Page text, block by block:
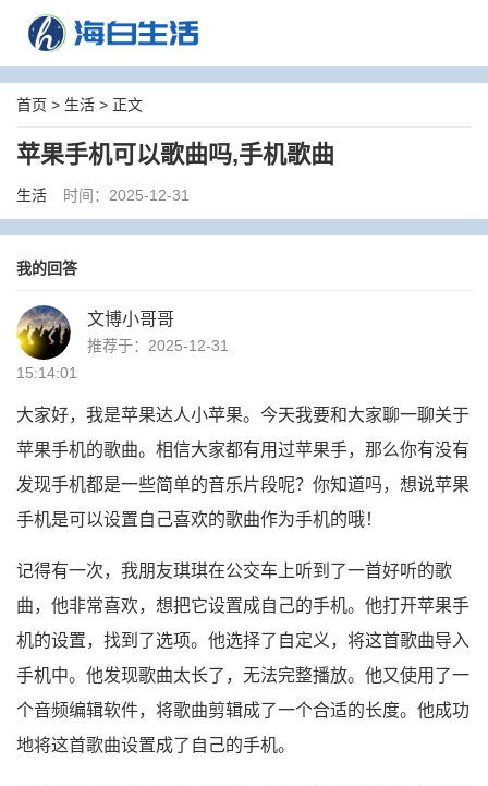
首页 > 生活 > 正文
苹果手机可以歌曲吗,手机歌曲
生活 时间：2025-12-31
我的回答
文博小哥哥
推荐于：2025-12-31
15:14:01
大家好，我是苹果达人小苹果。今天我要和大家聊一聊关于
苹果手机的歌曲。相信大家都有用过苹果手，那么你有没有
发现手机都是一些简单的音乐片段呢？你知道吗，想说苹果
手机是可以设置自己喜欢的歌曲作为手机的哦！
记得有一次，我朋友琪琪在公交车上听到了一首好听的歌
曲，他非常喜欢，想把它设置成自己的手机。他打开苹果手
机的设置，找到了选项。他选择了自定义，将这首歌曲导入
手机中。他发现歌曲太长了，无法完整播放。他又使用了一
个音频编辑软件，将歌曲剪辑成了一个合适的长度。他成功
地将这首歌曲设置成了自己的手机。